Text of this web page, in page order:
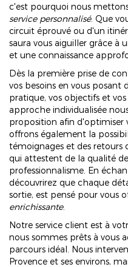
c'est pourquoi nous
service personnalisé. Que
circuit éprouvé ou d'un
saura vous aiguiller grâce à
et une connaissance
Dès la première prise de
vos besoins en vous posant
pratique, vos objectifs et
approche individualisée
proposition afin d'optimiser
offrons également la
témoignages et des retours
qui attestent de la qualité
professionnalisme. En
découvrirez que chaque
sortie, est pensé pour vous
enrichissante.
Notre service client est à
nous sommes prêts à vous
parcours idéal. Nous
Provence et ses environs,